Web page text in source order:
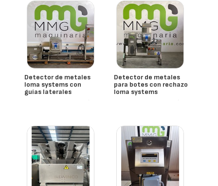
Detector de metales
loma systems con
guías laterales
- España
Detector de metales
para botes con rechazo
loma systems
- España